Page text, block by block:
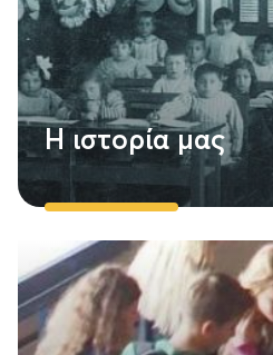
Η ιστορία μας